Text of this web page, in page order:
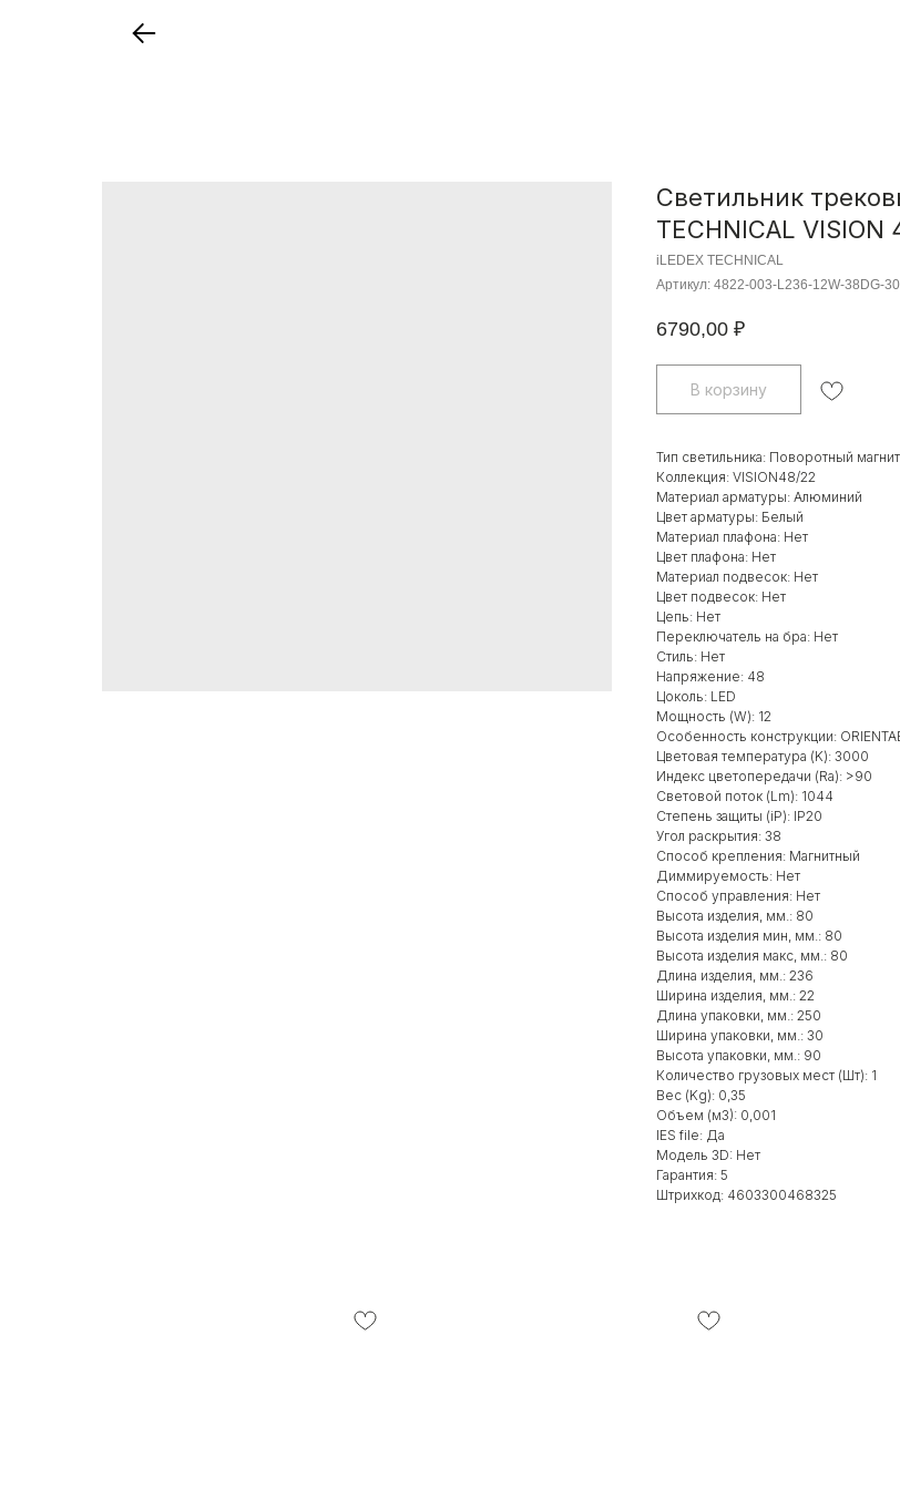
Светильник
TECHNICAL
iLEDEX TECHNICAL
Артикул: 4822-003-L236-12W-38DG-
6790,00 ₽
В корзину
Тип светильника: Поворотный
Коллекция: VISION48/22
Материал арматуры: Алюминий
Цвет арматуры: Белый
Материал плафона: Нет
Цвет плафона: Нет
Материал подвесок: Нет
Цвет подвесок: Нет
Цепь: Нет
Переключатель на бра: Нет
Стиль: Нет
Напряжение: 48
Цоколь: LED
Мощность (W): 12
Особенность конструкции:
Цветовая температура (K): 3000
Индекс цветопередачи (Ra): >90
Световой поток (Lm): 1044
Степень защиты (iP): IP20
Угол раскрытия: 38
Способ крепления: Магнитный
Диммируемость: Нет
Способ управления: Нет
Высота изделия, мм.: 80
Высота изделия мин, мм.: 80
Высота изделия макс, мм.: 80
Длина изделия, мм.: 236
Ширина изделия, мм.: 22
Длина упаковки, мм.: 250
Ширина упаковки, мм.: 30
Высота упаковки, мм.: 90
Количество грузовых мест (Шт): 1
Вес (Kg): 0,35
Объем (м3): 0,001
IES file: Да
Модель 3D: Нет
Гарантия: 5
Штрихкод: 4603300468325